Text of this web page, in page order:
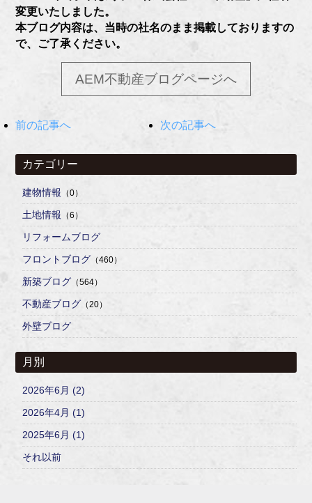
変更いたしました。
本ブログ内容は、当時の社名のまま掲載しておりますの
で、ご了承ください。
AEM不動産ブログページへ
前の記事へ 次の記事へ
カテゴリー
建物情報 （0）
土地情報 （6）
リフォームブログ
フロントブログ （460）
新築ブログ （564）
不動産ブログ （20）
外壁ブログ
月別
2026年6月 (2)
2026年4月 (1)
2025年6月 (1)
それ以前